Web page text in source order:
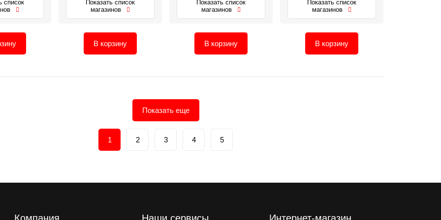
список
Показать список
магазинов
В корзину
Показать список
магазинов
В корзину
Показать список
магазинов
В корзину
Показать еще
1 2 3 4 5